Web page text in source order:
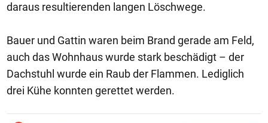
daraus resultierenden langen Löschwege.
Bauer und Gattin waren beim Brand gerade am Feld,
auch das Wohnhaus wurde stark beschädigt – der
Dachstuhl wurde ein Raub der Flammen. Lediglich
drei Kühe konnten gerettet werden.